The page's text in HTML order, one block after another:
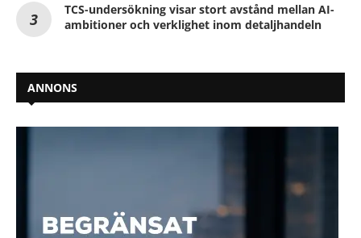
TCS-undersökning visar stort avstånd mellan AI-
ambitioner och verklighet inom detaljhandeln
ANNONS